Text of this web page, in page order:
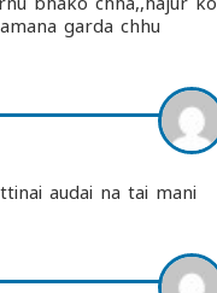
garda chhu
audai na tai mani